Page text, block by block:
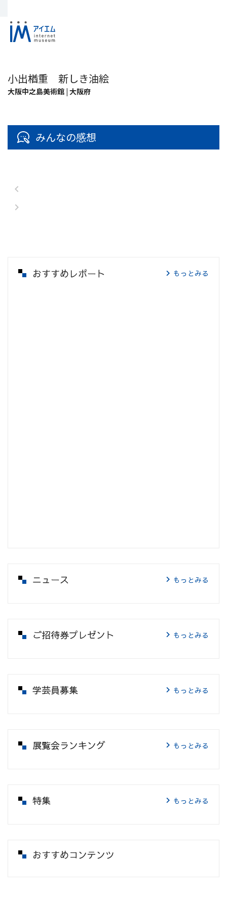
小出楢󠄀重 新しき油絵
大阪中之島美術館 | 大阪府
みんなの感想
おすすめレポート もっとみる
ニュース もっとみる
ご招待券プレゼント もっとみる
学芸員募集 もっとみる
展覧会ランキング もっとみる
特集 もっとみる
おすすめコンテンツ